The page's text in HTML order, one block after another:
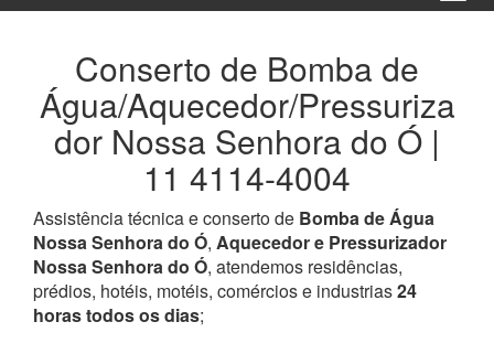
Conserto de Bomba de
Água/Aquecedor/Pressuriza
dor Nossa Senhora do Ó |
11 4114-4004
Assistência técnica e conserto de Bomba de Água
Nossa Senhora do Ó, Aquecedor e Pressurizador
Nossa Senhora do Ó, atendemos residências,
prédios, hotéis, motéis, comércios e industrias24
horas todos os dias;